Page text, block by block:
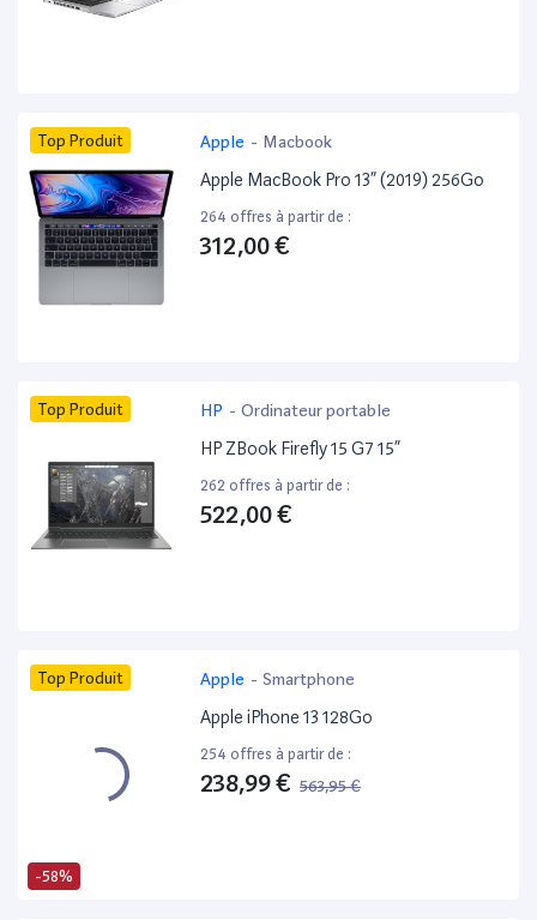
Top Produit Apple - Macbook
Apple MacBook Pro 13” (2019) 256Go
264 offres à partir de :
312,00 €
Top Produit HP - Ordinateur portable
HP ZBook Firefly 15 G7 15”
262 offres à partir de :
522,00 €
-58%
Top Produit Apple - Smartphone
Apple iPhone 13 128Go
254 offres à partir de :
238,99 € 563,95 €